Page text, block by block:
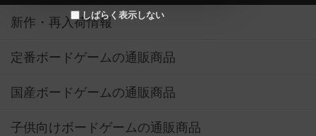
しばらく表示しない
新作・再入荷情報
定番ボードゲームの通販商品
国産ボードゲームの通販商品
子供向けボードゲームの通販商品